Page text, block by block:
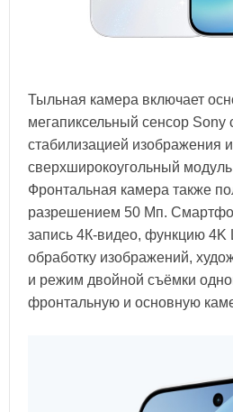
Тыльная камера включает
мегапиксельный сенсор Sony
стабилизацией изображения и
сверхширокоугольный модуль
Фронтальная камера также
разрешением 50 Мп.
запись 4К-видео, функцию
обработку изображений,
и режим двойной съёмки
фронтальную и основную